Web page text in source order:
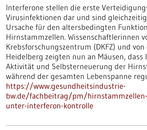
Interferone stellen die erste
Virusinfektionen dar und sind
Ursache für den altersbedingten
Hirnstammzellen. Wissenschaftlerinnen
Krebsforschungszentrum (DKFZ) und
Heidelberg zeigten nun an Mäusen, dass
Aktivität und Selbsterneuerung der
während der gesamten Lebenspanne
https://www.gesundheitsindustrie-
bw.de/fachbeitrag/pm/
unter-interferon-kontrolle